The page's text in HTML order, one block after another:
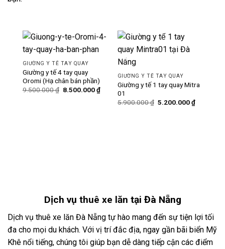
-11%
GIƯỜNG Y TẾ TAY QUAY
Giường y tế 4 tay quay
Oromi (Hạ chân bán phần)
9.500.000₫ Giá
8.500.000₫Giá
hiện
-12%
GIƯỜNG Y TẾ TAY QUAY
Giường y tế 1 tay quay Mitra
01
5.900.000₫ Giá
5.200.000₫Giá
hiện
Dịch vụ thuê xe lăn tại Đà Nẵng
Dịch vụ thuê xe lăn Đà Nẵng tự hào mang đến sự tiện lợi tối
đa cho mọi du khách. Với vị trí đắc địa, ngay gần bãi biển Mỹ
Khê nổi tiếng, chúng tôi giúp bạn dễ dàng tiếp cận các điểm